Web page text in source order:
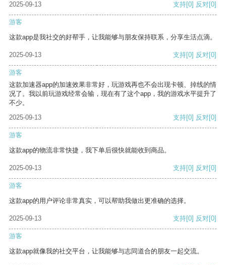
2025-09-13 支持[0] 反对[0]
游客
这款app是我社交的好帮手，让我能够与朋友保持联系，分享生活点滴。
2025-09-13 支持[0] 反对[0]
游客
这款加速器app的加速效果非常好，玩游戏再也不会出现卡顿、掉线的情
况了。我以前玩游戏经常会输，现在有了这个app，我的游戏水平提升了
不少。
2025-09-13
支持[0] 反对[0]
游客
这款app的物流非常快捷，我下单后很快就能收到商品。
2025-09-13 支持[0] 反对[0]
游客
这款app的用户评论非常真实，可以帮助我做出更准确的选择。
2025-09-13 支持[0] 反对[0]
游客
这款app就像我的社交平台，让我能够与志同道合的朋友一起交流。